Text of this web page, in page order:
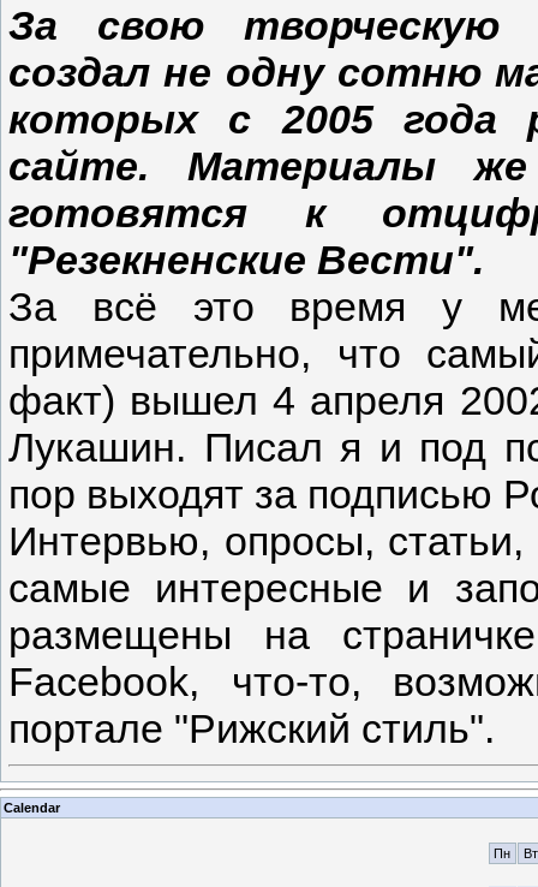
За свою творческую
создал не одну сотню
которых с 2005 года
сайте. Материалы же
готовятся к
"Резекненские Вести".
За всё это время у
примечательно, что
факт) вышел 4 апреля
Лукашин. Писал я и под
пор выходят за подписью
Интервью, опросы,
самые интересные и
размещены на
Facebook, что-то,
портале "Рижский стиль".
Calendar
Пн Вт